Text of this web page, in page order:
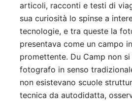
articoli, racconti e testi di
sua curiosità lo spinse a
tecnologie, e tra queste la
presentava come un campo
promettente. Du Camp non
fotografo in senso
non esistevano scuole
tecnica da autodidatta,